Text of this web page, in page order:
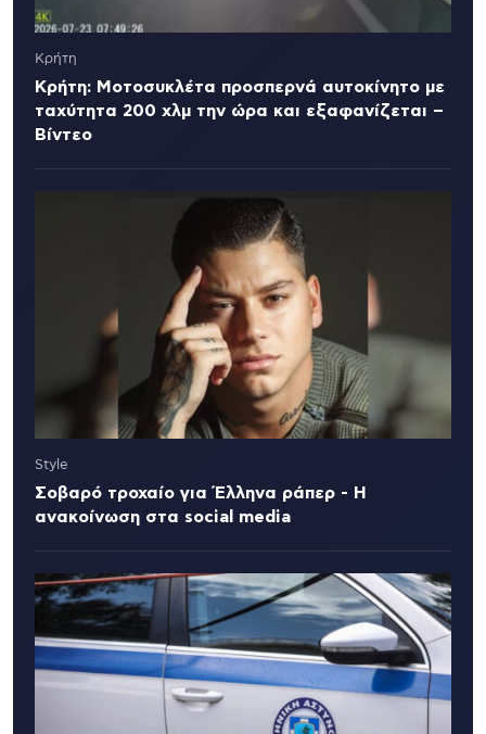
Κρήτη
Κρήτη: Μοτοσυκλέτα προσπερνά αυτοκίνητο με
ταχύτητα 200 χλμ την ώρα και εξαφανίζεται –
Βίντεο
Style
Σοβαρό τροχαίο για Έλληνα ράπερ - Η
ανακοίνωση στα social media